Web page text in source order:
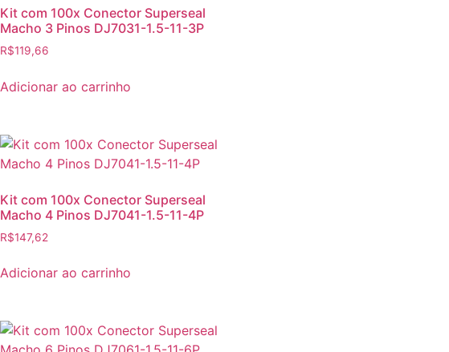
Kit com 100x Conector Superseal
Macho 3 Pinos DJ7031-1.5-11-3P
R$119,66
Adicionar ao carrinho
Kit com 100x Conector Superseal
Macho 4 Pinos DJ7041-1.5-11-4P
R$147,62
Adicionar ao carrinho